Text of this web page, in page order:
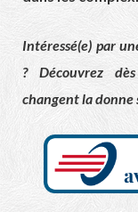
Intéressé(e) par
? Découvrez
changent la